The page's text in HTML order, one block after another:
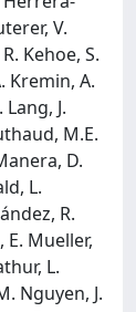
V.
Kehoe, S.
Kremin, A.
J.
M.E.
D.
L.
R.
E. Mueller,
L.
Nguyen, J.